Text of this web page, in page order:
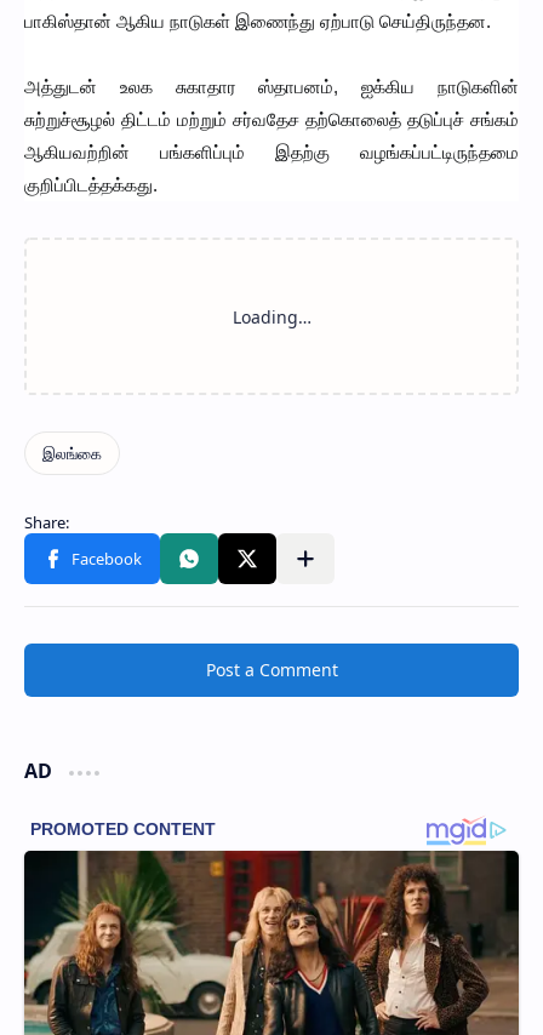
பாகிஸ்தான் ஆகிய நாடுகள் இணைந்து ஏற்பாடு செய்திருந்தன.
அத்துடன் உலக சுகாதார ஸ்தாபனம், ஐக்கிய நாடுகளின்
சுற்றுச்சூழல் திட்டம் மற்றும் சர்வதேச தற்கொலைத் தடுப்புச் சங்கம்
ஆகியவற்றின் பங்களிப்பும் இதற்கு வழங்கப்பட்டிருந்தமை
குறிப்பிடத்தக்கது.
Post a Comment
AD